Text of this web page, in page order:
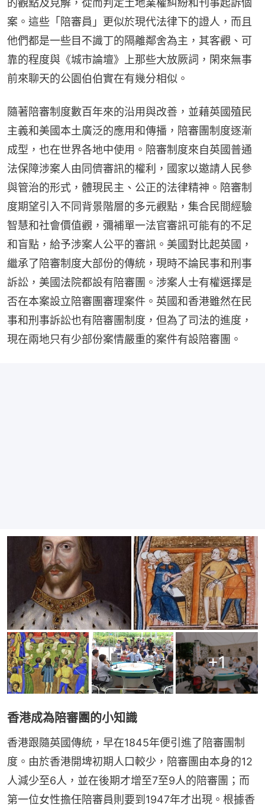
的觀點及見解，從而判定土地業權糾紛和刊事起訴個
案。這些「陪審員」更似於現代法律下的證人，而且
他們都是一些目不識丁的隔離鄰舍為主，其客觀、可
靠的程度與《城市論壇》上那些大放厥詞，閑來無事
前來聊天的公園伯伯實在有幾分相似。
隨著陪審制度數百年來的沿用與改善，並藉英國殖民
主義和美國本土廣泛的應用和傳播，陪審團制度逐漸
成型，也在世界各地中使用。陪審制度來自英國普通
法保障涉案人由同儕審訊的權利，國家以邀請人民參
與管治的形式，體現民主、公正的法律精神。陪審制
度期望引入不同背景階層的多元觀點，集合民間經驗
智慧和社會價值觀，彌補單一法官審訊可能有的不足
和盲點，給予涉案人公平的審訊。美國對比起英國，
繼承了陪審制度大部份的傳統，現時不論民事和刑事
訴訟，美國法院都設有陪審團。涉案人士有權選擇是
否在本案設立陪審團審理案件。英國和香港雖然在民
事和刑事訴訟也有陪審團制度，但為了司法的進度，
現在兩地只有少部份案情嚴重的案件有設陪審團。
+1
香港成為陪審團的小知識
香港跟隨英國傳統，早在1845年便引進了陪審團制
度。由於香港開埤初期人口較少，陪審團由本身的12
人減少至6人，並在後期才增至7至9人的陪審團；而
第一位女性擔任陪審員則要到1947年才出現。根據香